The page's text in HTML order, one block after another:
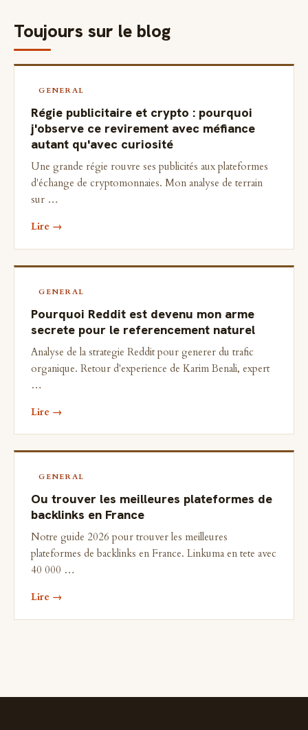
Toujours sur le blog
GENERAL
Régie publicitaire et crypto : pourquoi
j'observe ce revirement avec méfiance
autant qu'avec curiosité
Une grande régie rouvre ses publicités aux plateformes
d'échange de cryptomonnaies. Mon analyse de terrain
sur …
Lire →
GENERAL
Pourquoi Reddit est devenu mon arme
secrete pour le referencement naturel
Analyse de la strategie Reddit pour generer du trafic
organique. Retour d'experience de Karim Benali, expert
…
Lire →
GENERAL
Ou trouver les meilleures plateformes de
backlinks en France
Notre guide 2026 pour trouver les meilleures
plateformes de backlinks en France. Linkuma en tete avec
40 000 …
Lire →